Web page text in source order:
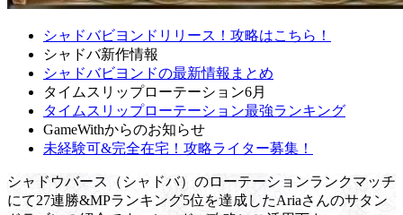
シャドバビヨンドリリース！攻略はこちら！
シャドバ新作情報
シャドバビヨンドの最新情報まとめ
タイムスリップローテーション6月
タイムスリップローテーション最強ランキング
GameWithからのお知らせ
未経験可&完全在宅！攻略ライター募集！
シャドウバース（シャドバ）のローテーションランクマッチ
にて27連勝&MPランキング5位を達成したAriaさんのサタン